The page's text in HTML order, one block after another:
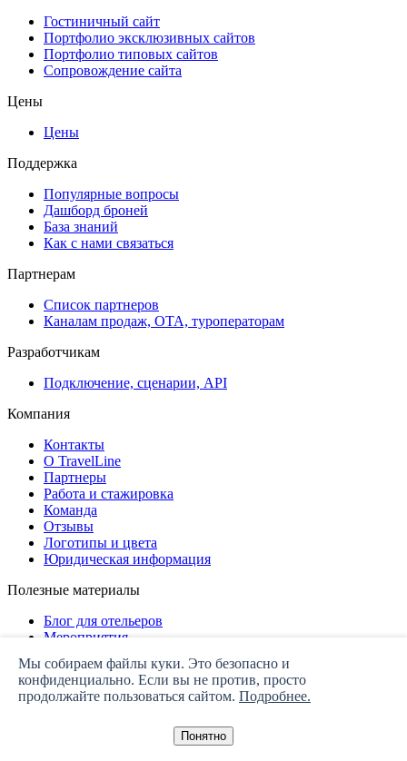
Гостиничный сайт
Портфолио эксклюзивных сайтов
Портфолио типовых сайтов
Сопровождение сайта
Цены
Цены
Поддержка
Популярные вопросы
Дашборд броней
База знаний
Как с нами связаться
Партнерам
Список партнеров
Каналам продаж, ОТА, туроператорам
Разработчикам
Подключение, сценарии, API
Компания
Контакты
О TravelLine
Партнеры
Работа и стажировка
Команда
Отзывы
Логотипы и цвета
Юридическая информация
Полезные материалы
Блог для отельеров
Мероприятия
Политика конфиденциальности
© ООО «ТРЭВЕЛ ЛАЙН СИСТЕМС». 2008−2026
Мы собираем файлы куки. Это безопасно и
конфиденциально. Если вы не против, просто
продолжайте пользоваться сайтом. Подробнее.
Понятно